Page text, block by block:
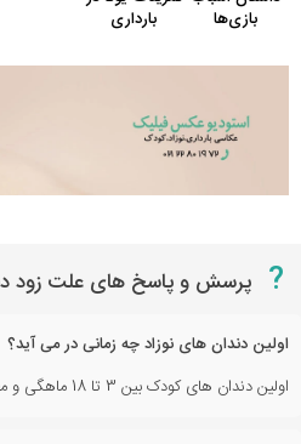
? پرسش و پاسخ های علت زود
اولین دندان های نوزاد چه زمانی در می آید؟
اولین دندان های کودک بین 3 تا 18 ماهگی و معمولاً بین 4 تا 6 ماه در می آیند